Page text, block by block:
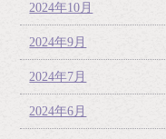
2024年10月
2024年9月
2024年7月
2024年6月